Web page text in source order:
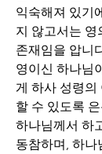
익숙해져 있기
지 않고서는 영
존재임을 압니
영이신 하나님
게 하사 성령의
할 수 있도록
하나님께서 하
동참하며, 하나